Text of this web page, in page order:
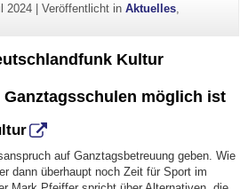
2024| Veröffentlicht in Aktuelles,
Kultur
Ganztagsschulen möglich ist
auf Ganztagsbetreuung geben. Wie
dann überhaupt noch Zeit für Sport im